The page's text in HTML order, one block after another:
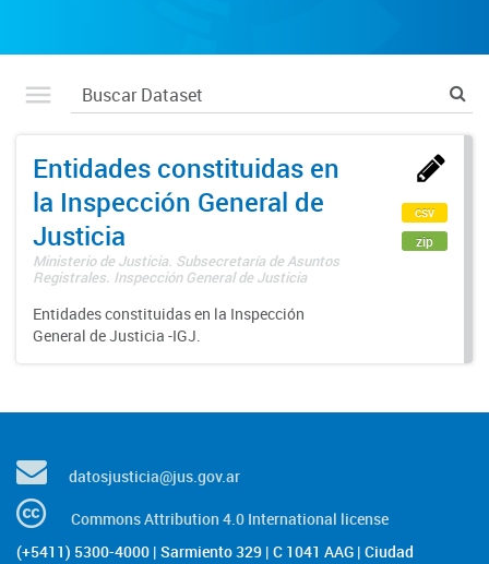
Entidades constituidas en
la Inspección General de
Justicia
Ministerio de Justicia. Subsecretaría de Asuntos
Registrales. Inspección General de Justicia
Entidades constituidas en la Inspección
General de Justicia -IGJ.
csv
zip
datosjusticia@jus.gov.ar
Commons Attribution 4.0 International license
(+5411) 5300-4000 | Sarmiento 329 | C 1041 AAG | Ciudad